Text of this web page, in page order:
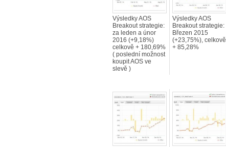
Výsledky AOS
Breakout strategie:
za leden a únor
2016 (+9,18%)
celkově + 180,69%
( poslední možnost
koupit AOS ve
slevě )
Výsledky AOS
Breakout strategie:
Březen 2015
(+23,75%), celkově
+ 85,28%